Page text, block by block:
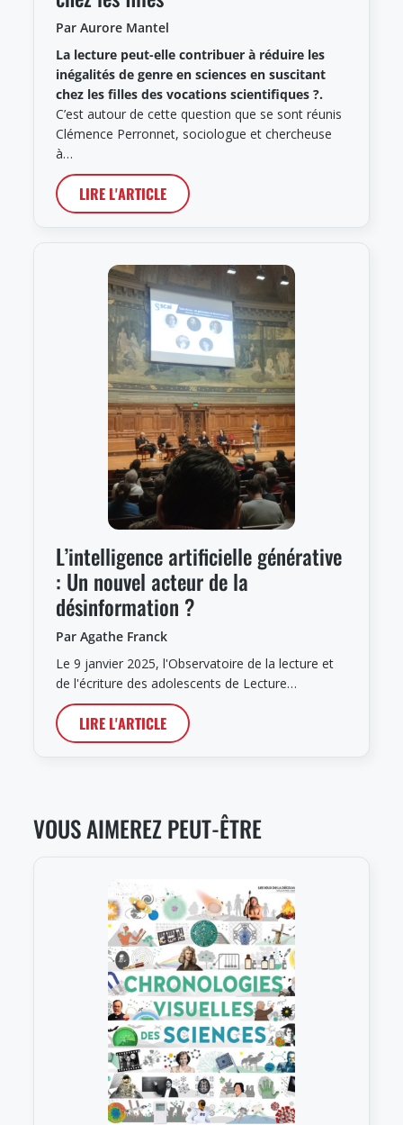
Par Aurore Mantel
La lecture peut-elle contribuer à réduire les
inégalités de genre en sciences en suscitant
chez les filles des vocations scientifiques ?.
C’est autour de cette question que se sont réunis
Clémence Perronnet, sociologue et chercheuse
à…
LIRE L'ARTICLE
L’intelligence artificielle générative
: Un nouvel acteur de la
désinformation ?
Par Agathe Franck
Le 9 janvier 2025, l'Observatoire de la lecture et
de l'écriture des adolescents de Lecture…
LIRE L'ARTICLE
VOUS AIMEREZ PEUT-ÊTRE